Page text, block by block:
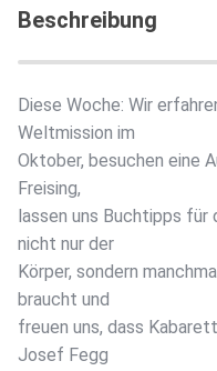
Beschreibung
Diese Woche: Wir
Weltmission im
Oktober, besuchen eine
Freising,
lassen uns Buchtipps für
nicht nur der
Körper, sondern
braucht und
freuen uns, dass
Josef Fegg